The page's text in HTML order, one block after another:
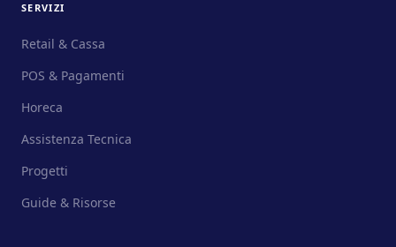
SERVIZI
Retail & Cassa
POS & Pagamenti
Horeca
Assistenza Tecnica
Progetti
Guide & Risorse